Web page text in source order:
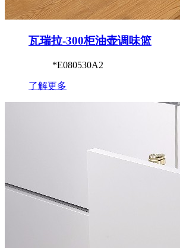
瓦瑞拉-300柜油壶调味篮
*E080530A2
了解更多